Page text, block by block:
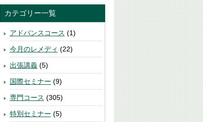
カテゴリー一覧
アドバンスコース (1)
今月のレメディ (22)
出張講義(5)
国際セミナー (9)
専門コース (305)
特別セミナー (5)